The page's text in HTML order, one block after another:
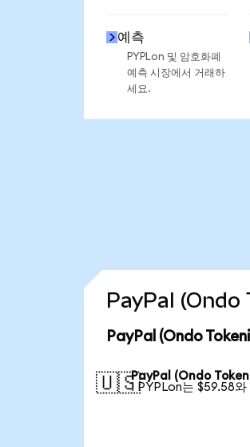
예측
PYPLon 및 암호화폐
예측 시장에서 거래하
세요.
PayPal (Ondo
PayPal (Ondo
🇺🇸PayPal (Ondo
1 PYPLon는 $59.58와